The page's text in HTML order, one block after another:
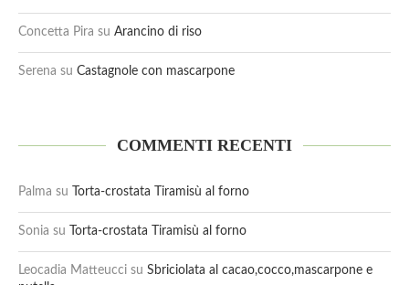
Concetta Pira su Arancino di riso
Serena su Castagnole con mascarpone
COMMENTI RECENTI
Palma su Torta-crostata Tiramisù al forno
Sonia su Torta-crostata Tiramisù al forno
Leocadia Matteucci su Sbriciolata al cacao,cocco,mascarpone e